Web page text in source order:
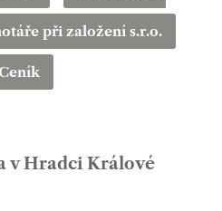
při založení s.r.o.
v Hradci Králové